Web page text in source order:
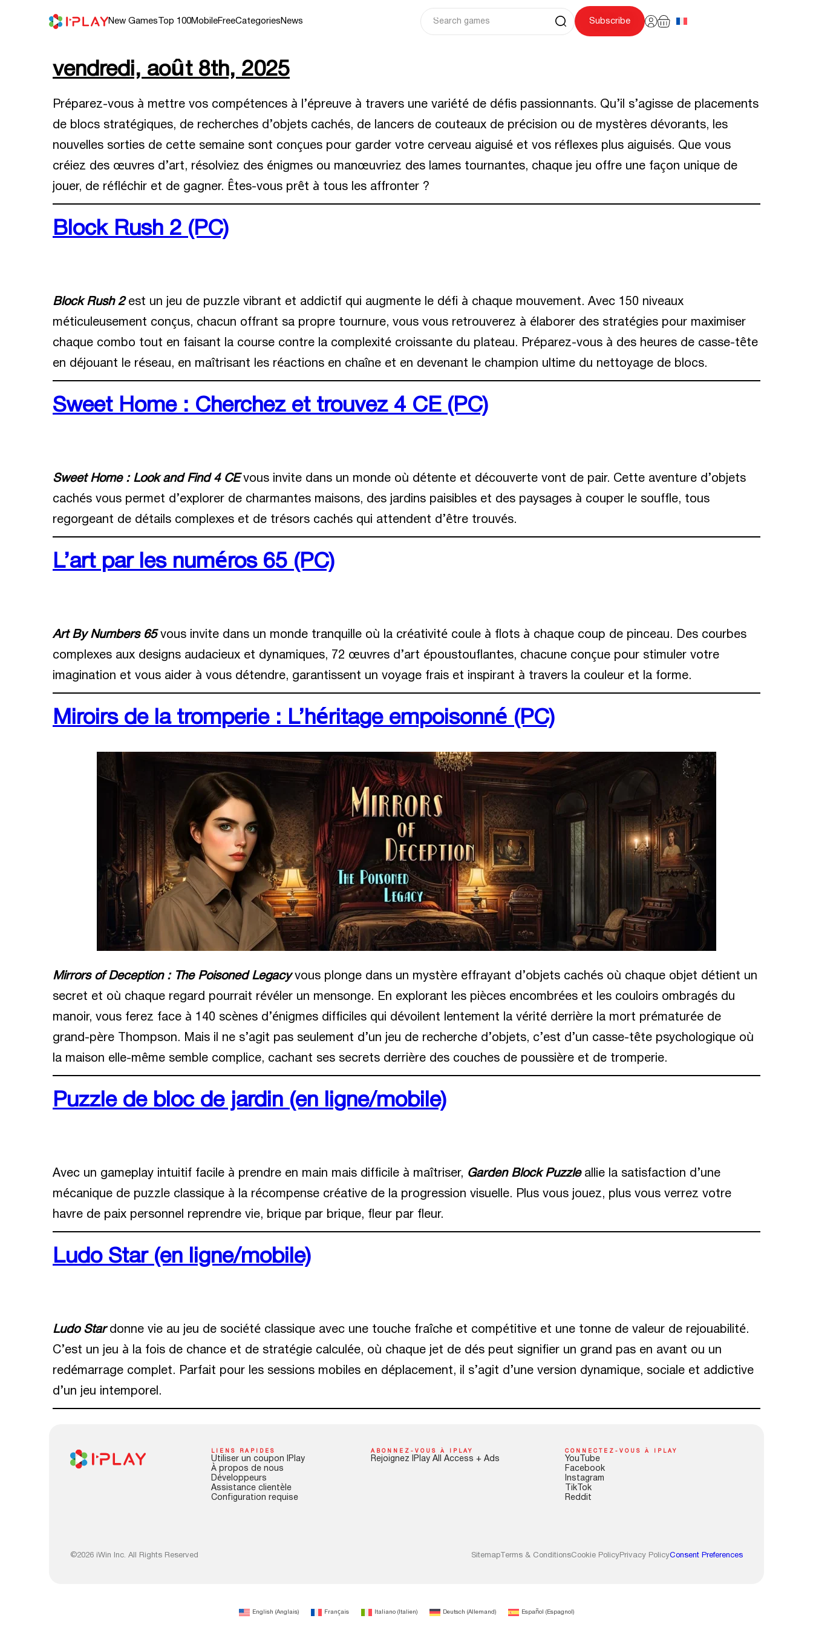
New Games Top 100MobileFreeCategories News Subscribe
vendredi, août 8th, 2025
Préparez-vous à mettre vos compétences à l’épreuve à travers une variété de défis passionnants. Qu’il s’agisse de placements
de blocs stratégiques, de recherches d’objets cachés, de lancers de couteaux de précision ou de mystères dévorants, les
nouvelles sorties de cette semaine sont conçues pour garder votre cerveau aiguisé et vos réflexes plus aiguisés. Que vous
créiez des œuvres d’art, résolviez des énigmes ou manœuvriez des lames tournantes, chaque jeu offre une façon unique de
jouer, de réfléchir et de gagner. Êtes-vous prêt à tous les affronter ?
Block Rush 2 (PC)
Block Rush 2est un jeu de puzzle vibrant et addictif qui augmente le défi à chaque mouvement. Avec 150 niveaux
méticuleusement conçus, chacun offrant sa propre tournure, vous vous retrouverez à élaborer des stratégies pour maximiser
chaque combo tout en faisant la course contre la complexité croissante du plateau. Préparez-vous à des heures de casse-tête
en déjouant le réseau, en maîtrisant les réactions en chaîne et en devenant le champion ultime du nettoyage de blocs.
Sweet Home : Cherchez et trouvez 4 CE (PC)
Sweet Home : Look and Find 4 CEvous invite dans un monde où détente et découverte vont de pair. Cette aventure d’objets
cachés vous permet d’explorer de charmantes maisons, des jardins paisibles et des paysages à couper le souffle, tous
regorgeant de détails complexes et de trésors cachés qui attendent d’être trouvés.
L’art par les numéros 65 (PC)
Art By Numbers 65vous invite dans un monde tranquille où la créativité coule à flots à chaque coup de pinceau. Des courbes
complexes aux designs audacieux et dynamiques, 72 œuvres d’art époustouflantes, chacune conçue pour stimuler votre
imagination et vous aider à vous détendre, garantissent un voyage frais et inspirant à travers la couleur et la forme.
Miroirs de la tromperie : L’héritage empoisonné (PC)
Mirrors of Deception : The Poisoned Legacyvous plonge dans un mystère effrayant d’objets cachés où chaque objet détient un
secret et où chaque regard pourrait révéler un mensonge. En explorant les pièces encombrées et les couloirs ombragés du
manoir, vous ferez face à 140 scènes d’énigmes difficiles qui dévoilent lentement la vérité derrière la mort prématurée de
grand-père Thompson. Mais il ne s’agit pas seulement d’un jeu de recherche d’objets, c’est d’un casse-tête psychologique où
la maison elle-même semble complice, cachant ses secrets derrière des couches de poussière et de tromperie.
Puzzle de bloc de jardin (en ligne/mobile)
Avec un gameplay intuitif facile à prendre en main mais difficile à maîtriser, Garden Block Puzzleallie la satisfaction d’une
mécanique de puzzle classique à la récompense créative de la progression visuelle. Plus vous jouez, plus vous verrez votre
havre de paix personnel reprendre vie, brique par brique, fleur par fleur.
Ludo Star (en ligne/mobile)
Ludo Stardonne vie au jeu de société classique avec une touche fraîche et compétitive et une tonne de valeur de rejouabilité.
C’est un jeu à la fois de chance et de stratégie calculée, où chaque jet de dés peut signifier un grand pas en avant ou un
redémarrage complet. Parfait pour les sessions mobiles en déplacement, il s’agit d’une version dynamique, sociale et addictive
d’un jeu intemporel.
LIENS RAPIDES
Utiliser un coupon IPlay
À propos de nous
Développeurs
Assistance clientèle
Configuration requise
ABONNEZ-VOUS À IPLAY
Rejoignez IPlay All Access + Ads
CONNECTEZ-VOUS À IPLAY
YouTube
Facebook
Instagram
TikTok
Reddit
©2026 iWin Inc. All Rights Reserved Sitemap Terms & ConditionsCookie PolicyPrivacy PolicyConsent Preferences
English (Anglais) Français Italiano ( Italien) Deutsch (Allemand ) Español ( Espagnol )